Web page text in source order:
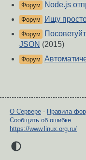
Форум Node.js
Форум Ищу
Форум
JSON (2015)
Форум
О Сервере - Правила
Сообщить об ошибке
https://www.linux.org.ru/